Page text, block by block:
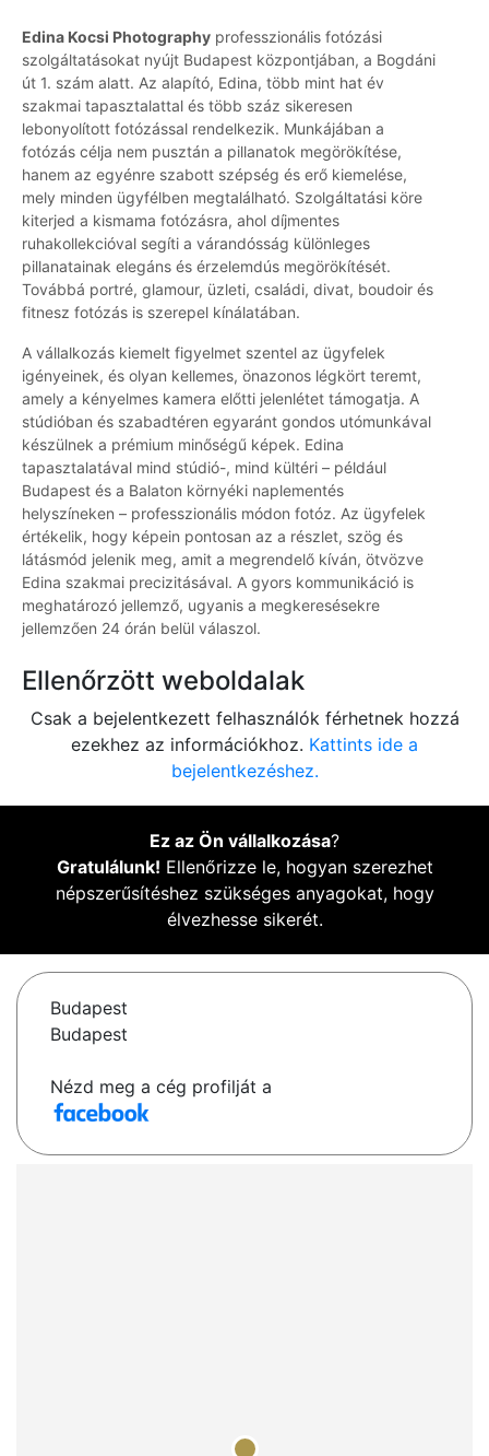
Edina Kocsi Photography professzionális fotózási
szolgáltatásokat nyújt Budapest központjában, a Bogdáni
út 1. szám alatt. Az alapító, Edina, több mint hat év
szakmai tapasztalattal és több száz sikeresen
lebonyolított fotózással rendelkezik. Munkájában a
fotózás célja nem pusztán a pillanatok megörökítése,
hanem az egyénre szabott szépség és erő kiemelése,
mely minden ügyfélben megtalálható. Szolgáltatási köre
kiterjed a kismama fotózásra, ahol díjmentes
ruhakollekcióval segíti a várandósság különleges
pillanatainak elegáns és érzelemdús megörökítését.
Továbbá portré, glamour, üzleti, családi, divat, boudoir és
fitnesz fotózás is szerepel kínálatában.
A vállalkozás kiemelt figyelmet szentel az ügyfelek
igényeinek, és olyan kellemes, önazonos légkört teremt,
amely a kényelmes kamera előtti jelenlétet támogatja. A
stúdióban és szabadtéren egyaránt gondos utómunkával
készülnek a prémium minőségű képek. Edina
tapasztalatával mind stúdió-, mind kültéri – például
Budapest és a Balaton környéki naplementés
helyszíneken – professzionális módon fotóz. Az ügyfelek
értékelik, hogy képein pontosan az a részlet, szög és
látásmód jelenik meg, amit a megrendelő kíván, ötvözve
Edina szakmai precizitásával. A gyors kommunikáció is
meghatározó jellemző, ugyanis a megkeresésekre
jellemzően 24 órán belül válaszol.
Ellenőrzött weboldalak
Csak a bejelentkezett felhasználók férhetnek hozzá
ezekhez az információkhoz. Kattints ide a
bejelentkezéshez.
Ez az Ön vállalkozása?
Gratulálunk! Ellenőrizze le, hogyan szerezhet
népszerűsítéshez szükséges anyagokat, hogy
élvezhesse sikerét.
Budapest
Budapest
Nézd meg a cég profilját a